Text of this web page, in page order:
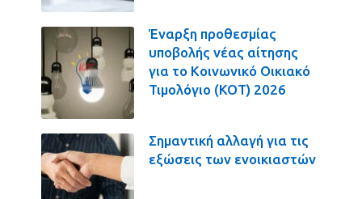
Έναρξη προθεσμίας
υποβολής νέας αίτησης
για το Κοινωνικό Οικιακό
Τιμολόγιο (ΚΟΤ) 2026
Σημαντική αλλαγή για τις
εξώσεις των ενοικιαστών